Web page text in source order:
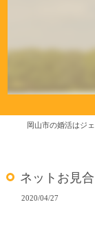
ネットお見
2020/04/27